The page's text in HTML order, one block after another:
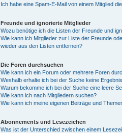
Ich habe eine Spam-E-Mail von einem Mitglied
Freunde und ignorierte Mitglieder
Wozu benötige ich die Listen der Freunde und
Wie kann ich Mitglieder zur Liste der Freunde
wieder aus den Listen entfernen?
Die Foren durchsuchen
Wie kann ich ein Forum oder mehrere Foren
Weshalb erhalte ich bei der Suche keine
Warum bekomme ich bei der Suche eine leere
Wie kann ich nach Mitgliedern suchen?
Wie kann ich meine eigenen Beiträge und
Abonnements und Lesezeichen
Was ist der Unterschied zwischen einem